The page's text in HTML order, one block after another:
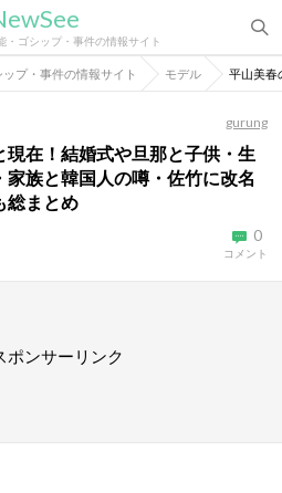
・ゴシップ・事件の情報サイト
プ・事件の情報サイト モデル 平山美春
gurung
現在！結婚式や旦那と子供・生
家族と韓国人の噂・佐竹に改名
総まとめ
0
コメント
ポンサーリンク